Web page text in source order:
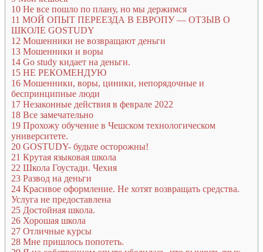
10 Не все пошло по плану, но мы держимся
11 МОЙ ОПЫТ ПЕРЕЕЗДА В ЕВРОПУ — ОТЗЫВ О
ШКОЛЕ GOSTUDY
12 Мошенники не возвращают деньги
13 Мошенники и воры
14 Go study кидает на деньги.
15 НЕ РЕКОМЕНДУЮ
16 Мошенники, воры, циники, непорядочные и
беспринципные люди
17 Незаконные действия в феврале 2022
18 Все замечательно
19 Прохожу обучение в Чешском технологическом
университете.
20 GOSTUDY- будьте осторожны!
21 Крутая языковая школа
22 Школа Гоустади. Чехия
23 Развод на деньги
24 Красивое оформление. Не хотят возвращать средства.
Услуга не предоставлена
25 Достойная школа.
26 Хорошая школа
27 Отличные курсы
28 Мне пришлось попотеть.